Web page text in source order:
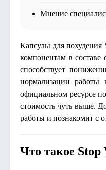
Мнение
Капсулы для похудения
компонентам в
способствует
нормализации
официальном ресурсе
стоимость чуть выше.
работы и познакомит с
Что такое Stop